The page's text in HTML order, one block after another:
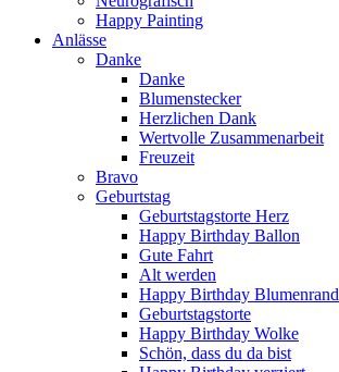
Happy Painting
Anlässe
Danke
Danke
Blumenstecker
Herzlichen Dank
Wertvolle Zusammenarbeit
Freuzeit
Bravo
Geburtstag
Geburtstagstorte Herz
Happy Birthday Ballon
Gute Fahrt
Alt werden
Happy Birthday Blumenrand
Geburtstagstorte
Happy Birthday Wolke
Schön, dass du da bist